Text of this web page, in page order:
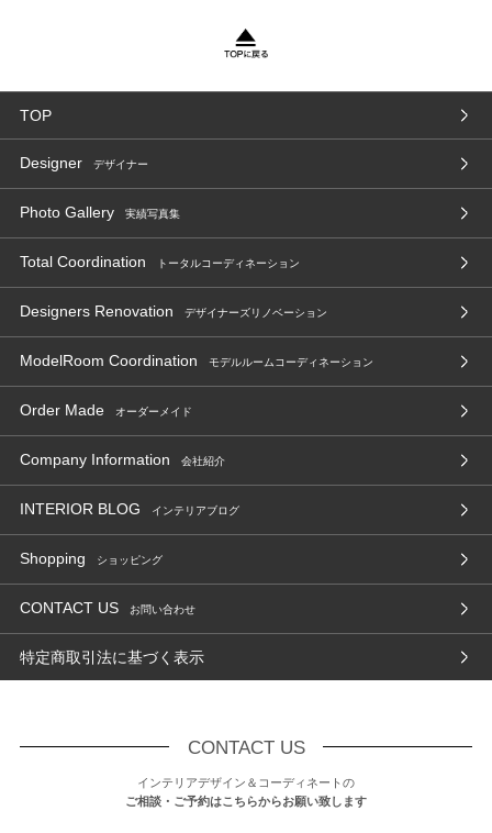
TOP
Designer デザイナー
Photo Gallery 実績写真集
Total Coordination トータルコーディネーション
Designers Renovation デザイナーズリノベーション
ModelRoom Coordination モデルルームコーディネーション
Order Made オーダーメイド
Company Information 会社紹介
INTERIOR BLOG インテリアブログ
Shopping ショッピング
CONTACT US お問い合わせ
特定商取引法に基づく表示
CONTACT US
インテリアデザイン＆コーディネートの
ご相談・ご予約はこちらからお願い致します